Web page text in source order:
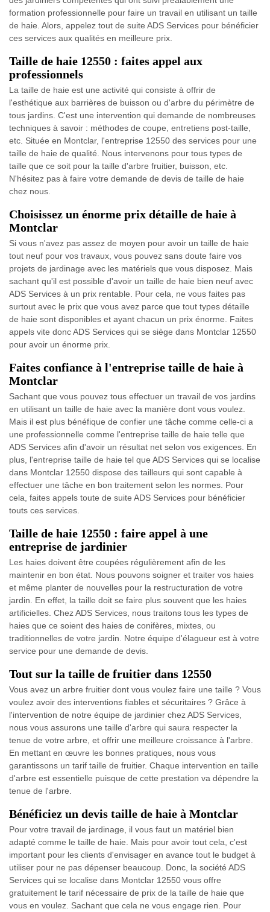
formation professionnelle pour faire un travail en utilisant un taille
de haie. Alors, appelez tout de suite ADS Services pour bénéficier
ces services aux qualités en meilleure prix.
Taille de haie 12550 : faites appel aux
professionnels
La taille de haie est une activité qui consiste à offrir de
l'esthétique aux barrières de buisson ou d'arbre du périmètre de
tous jardins. C'est une intervention qui demande de nombreuses
techniques à savoir : méthodes de coupe, entretiens post-taille,
etc. Située en Montclar, l'entreprise 12550 des services pour une
taille de haie de qualité. Nous intervenons pour tous types de
taille que ce soit pour la taille d'arbre fruitier, buisson, etc.
N'hésitez pas à faire votre demande de devis de taille de haie
chez nous.
Choisissez un énorme prix détaille de haie à
Montclar
Si vous n'avez pas assez de moyen pour avoir un taille de haie
tout neuf pour vos travaux, vous pouvez sans doute faire vos
projets de jardinage avec les matériels que vous disposez. Mais
sachant qu'il est possible d'avoir un taille de haie bien neuf avec
ADS Services à un prix rentable. Pour cela, ne vous faites pas
surtout avec le prix que vous avez parce que tout types détaille
de haie sont disponibles et ayant chacun un prix énorme. Faites
appels vite donc ADS Services qui se siège dans Montclar 12550
pour avoir un énorme prix.
Faites confiance à l'entreprise taille de haie à
Montclar
Sachant que vous pouvez tous effectuer un travail de vos jardins
en utilisant un taille de haie avec la manière dont vous voulez.
Mais il est plus bénéfique de confier une tâche comme celle-ci a
une professionnelle comme l'entreprise taille de haie telle que
ADS Services afin d'avoir un résultat net selon vos exigences. En
plus, l'entreprise taille de haie tel que ADS Services qui se localise
dans Montclar 12550 dispose des tailleurs qui sont capable à
effectuer une tâche en bon traitement selon les normes. Pour
cela, faites appels toute de suite ADS Services pour bénéficier
touts ces services.
Taille de haie 12550 : faire appel à une
entreprise de jardinier
Les haies doivent être coupées régulièrement afin de les
maintenir en bon état. Nous pouvons soigner et traiter vos haies
et même planter de nouvelles pour la restructuration de votre
jardin. En effet, la taille doit se faire plus souvent que les haies
artificielles. Chez ADS Services, nous traitons tous les types de
haies que ce soient des haies de conifères, mixtes, ou
traditionnelles de votre jardin. Notre équipe d'élagueur est à votre
service pour une demande de devis.
Tout sur la taille de fruitier dans 12550
Vous avez un arbre fruitier dont vous voulez faire une taille ? Vous
voulez avoir des interventions fiables et sécuritaires ? Grâce à
l'intervention de notre équipe de jardinier chez ADS Services,
nous vous assurons une taille d'arbre qui saura respecter la
tenue de votre arbre, et offrir une meilleure croissance à l'arbre.
En mettant en œuvre les bonnes pratiques, nous vous
garantissons un tarif taille de fruitier. Chaque intervention en taille
d'arbre est essentielle puisque de cette prestation va dépendre la
tenue de l'arbre.
Bénéficiez un devis taille de haie à Montclar
Pour votre travail de jardinage, il vous faut un matériel bien
adapté comme le taille de haie. Mais pour avoir tout cela, c'est
important pour les clients d'envisager en avance tout le budget à
utiliser pour ne pas dépenser beaucoup. Donc, la société ADS
Services qui se localise dans Montclar 12550 vous offre
gratuitement le tarif nécessaire de prix de la taille de haie que
vous en voulez. Sachant que cela ne vous engage rien. Pour